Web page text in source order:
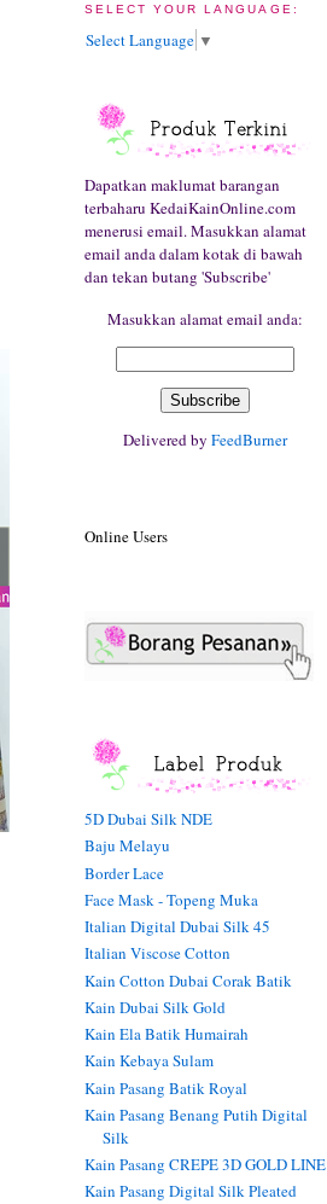
SELECT YOUR LANGUAGE:
Select Language ▼
Dapatkan maklumat barangan
terbaharu KedaiKainOnline.com
menerusi email. Masukkan alamat
email anda dalam kotak di bawah
dan tekan butang 'Subscribe'
Masukkan alamat email anda:
Delivered by FeedBurner
Online Users
5D Dubai Silk NDE
Baju Melayu
Border Lace
Face Mask - Topeng Muka
Italian Digital Dubai Silk 45
Italian Viscose Cotton
Kain Cotton Dubai Corak Batik
Kain Dubai Silk Gold
Kain Ela Batik Humairah
Kain Kebaya Sulam
Kain Pasang Batik Royal
Kain Pasang Benang Putih Digital
Silk
Kain Pasang CREPE 3D GOLD LINE
Kain Pasang Digital Silk Pleated